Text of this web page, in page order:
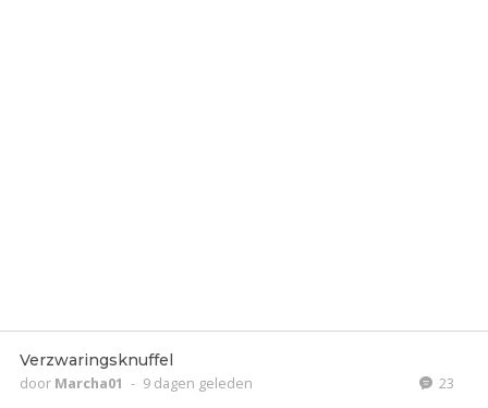
Verzwaringsknuffel
door Marcha01 - 9 dagen geleden 23